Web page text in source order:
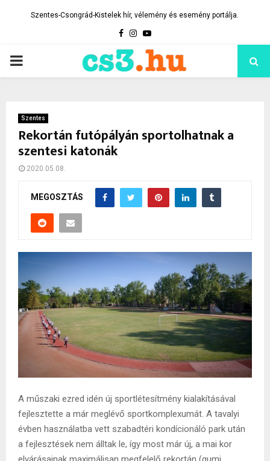
Szentes-Csongrád-Kistelek hír, vélemény és esemény portálja.
Facebook
Instagram
Youtube
PRIMARY
Szentes
Rekortán futópályán sportolhatnak a
szentesi katonák
2020.05.08.
MEGOSZTÁS
A műszaki ezred idén új sportlétesítmény kialakításával
fejlesztette a már meglévő sportkomplexumát. A tavalyi
évben használatba vett szabadtéri kondícionáló park után
a fejlesztések nem álltak le, így most már új, a mai kor